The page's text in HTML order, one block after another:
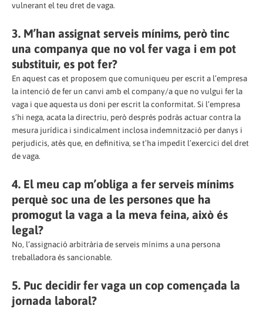
vulnerant el teu dret de vaga.
3. M’han assignat serveis mínims, però tinc
una companya que no vol fer vaga i em pot
substituir, es pot fer?
En aquest cas et proposem que comuniqueu per escrit a l’empresa
la intenció de fer un canvi amb el company/a que no vulgui fer la
vaga i que aquesta us doni per escrit la conformitat. Si l’empresa
s’hi nega, acata la directriu, però després podràs actuar contra la
mesura jurídica i sindicalment inclosa indemnització per danys i
perjudicis, atès que, en definitiva, se t’ha impedit l’exercici del dret
de vaga.
4. El meu cap m’obliga a fer serveis mínims
perquè soc una de les persones que ha
promogut la vaga a la meva feina, això és
legal?
No, l’assignació arbitrària de serveis mínims a una persona
treballadora és sancionable.
5. Puc decidir fer vaga un cop començada la
jornada laboral?